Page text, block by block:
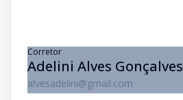
Corretor
Adelini Alves Gonçalves
alvesadelini@gmail.com